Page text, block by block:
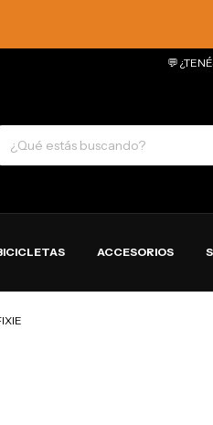
💬
ACCESORIOS